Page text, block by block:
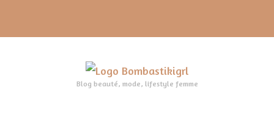
Blog beauté, mode, lifestyle femme